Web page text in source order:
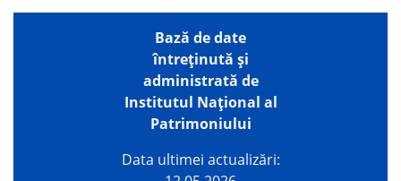
Bază de date
întreţinută şi
administrată de
Institutul Național al
Patrimoniului
Data ultimei actualizări: